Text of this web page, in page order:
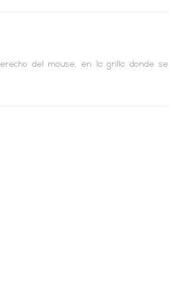
del mouse, en la grilla donde se